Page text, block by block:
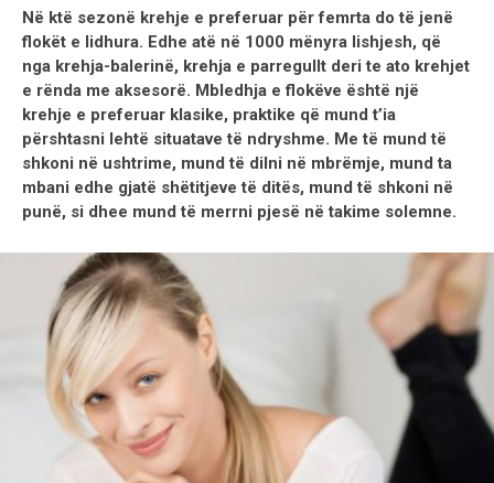
Në ktë sezonë krehje e preferuar për femrta do të jenë
flokët e lidhura. Edhe atë në 1000 mënyra lishjesh, që
nga krehja-balerinë, krehja e parregullt deri te ato krehjet
e rënda me aksesorë. Mbledhja e flokëve është një
krehje e preferuar klasike, praktike që mund t’ia
përshtasni lehtë situatave të ndryshme. Me të mund të
shkoni në ushtrime, mund të dilni në mbrëmje, mund ta
mbani edhe gjatë shëtitjeve të ditës, mund të shkoni në
punë, si dhee mund të merrni pjesë në takime solemne.